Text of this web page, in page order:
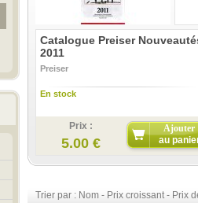
Catalogue Preiser
2011
Preiser
En stock
Prix :
5.00 €
Ajouter
au
Trier par : Nom - Prix croissant- Prix